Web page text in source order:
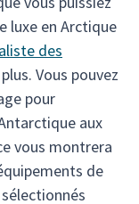
luxe en Arctique
des
Vous pouvez
pour
aux
vous montrera
de